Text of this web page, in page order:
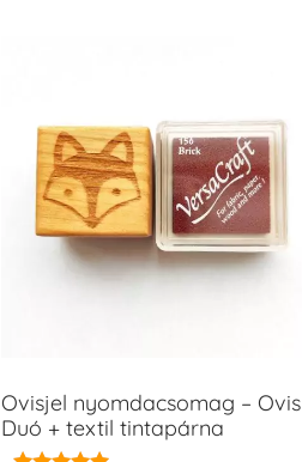
Ovisjel nyomdacsomag – Ovis
Duó + textil tintapárna